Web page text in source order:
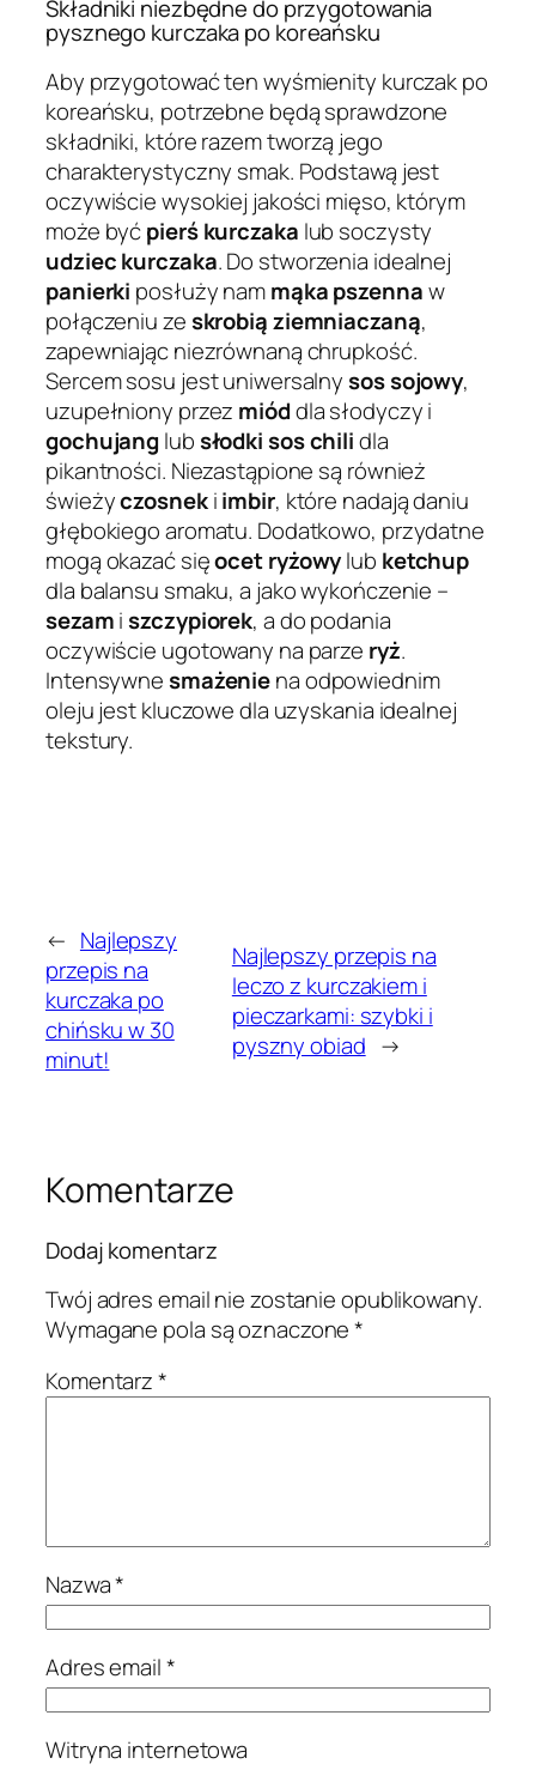
Składniki niezbędne do przygotowania
pysznego kurczaka po koreańsku
Aby przygotować ten wyśmienity kurczak po
koreańsku, potrzebne będą sprawdzone
składniki, które razem tworzą jego
charakterystyczny smak. Podstawą jest
oczywiście wysokiej jakości mięso, którym
może byćpierś kurczaka lub soczysty
udziec kurczaka. Do stworzenia idealnej
panierki posłuży nammąka pszennaw
połączeniu zeskrobią ziemniaczaną,
zapewniając niezrównaną chrupkość.
Sercem sosu jest uniwersalnysos sojowy,
uzupełniony przez mióddla słodyczy i
gochujang lubsłodki sos chilidla
pikantności. Niezastąpione są również
świeżyczosnekiimbir, które nadają daniu
głębokiego aromatu. Dodatkowo, przydatne
mogą okazać sięocet ryżowylub ketchup
dla balansu smaku, a jako wykończenie –
sezamiszczypiorek, a do podania
oczywiście ugotowany na parze ryż.
Intensywnesmażeniena odpowiednim
oleju jest kluczowe dla uzyskania idealnej
tekstury.
← Najlepszy
przepis na
kurczaka po
chińsku w 30
minut!
Najlepszy przepis na
leczo z kurczakiem i
pieczarkami: szybki i
pyszny obiad →
Komentarze
Dodaj komentarz
Twój adres email nie zostanie opublikowany.
Wymagane pola są oznaczone*
Komentarz*
Nazwa*
Adres email*
Witryna internetowa